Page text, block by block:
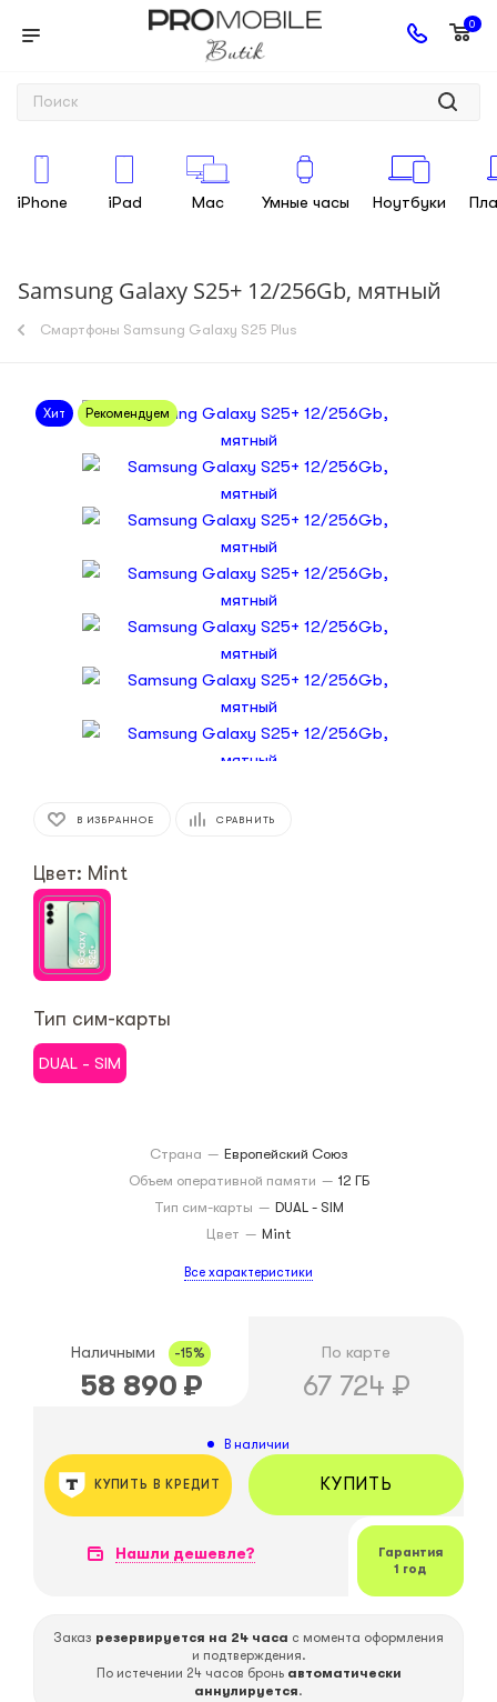
0
iPhone iPad Mac Умные часы Ноутбуки
Samsung Galaxy S25+ 12/256Gb, мятный
Смартфоны Samsung Galaxy S25 Plus
Хит Рекомендуем
В ИЗБРАННОЕ СРАВНИТЬ
Цвет: Mint
Тип сим-карты
DUAL - SIM
Страна — Европейский Союз
Объем оперативной памяти — 12 ГБ
Тип сим-карты — DUAL - SIM
Цвет — Mint
Все характеристики
Наличными -15%
58 890 ₽
По карте
67 724 ₽
В наличии
КУПИТЬ
КУПИТЬ В КРЕДИТ
Нашли дешевле?
Гарантия
1 год
Заказ резервируется на 24 часа с момента оформления
и подтверждения.
По истечении 24 часов бронь автоматически
аннулируется.